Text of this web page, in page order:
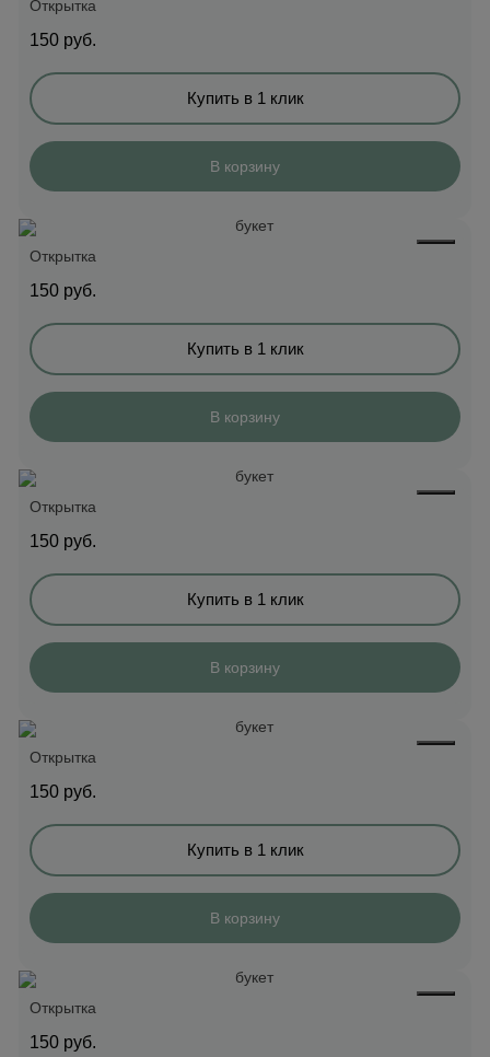
Открытка
150 руб.
Купить в 1 клик
В корзину
Открытка
150 руб.
Купить в 1 клик
В корзину
Открытка
150 руб.
Купить в 1 клик
В корзину
Открытка
150 руб.
Купить в 1 клик
В корзину
Открытка
150 руб.